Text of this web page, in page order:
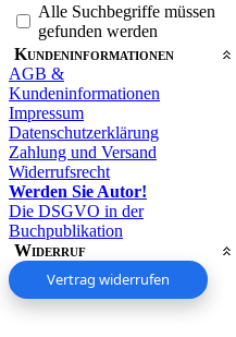
Alle Suchbegriffe müssen
gefunden werden
Kundeninformationen
AGB &
Kundeninformationen
Impressum
Datenschutzerklärung
Zahlung und Versand
Widerrufsrecht
Werden Sie Autor!
Die DSGVO in der
Buchpublikation
Widerruf
Vertrag widerrufen